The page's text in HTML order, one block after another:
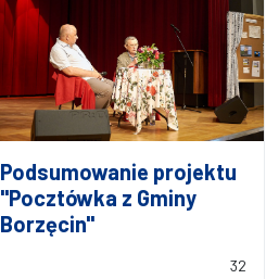
Podsumowanie projektu
"Pocztówka z Gminy
Borzęcin"
32